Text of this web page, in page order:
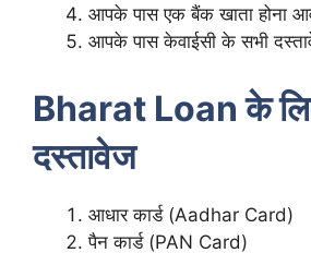
आपके पास एक बैंक खाता होना
आपके पास केवाईसी के सभी
Bharat Loan के
दस्तावेज
आधार कार्ड (Aadhar Card)
पैन कार्ड (PAN Card)